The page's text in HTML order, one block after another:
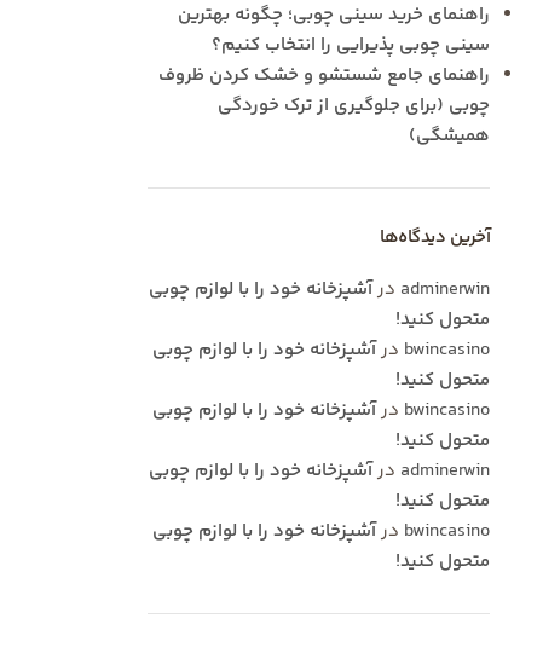
راهنمای خرید سینی چوبی؛ چگونه بهترین
سینی چوبی پذیرایی را انتخاب کنیم؟
راهنمای جامع شستشو و خشک کردن ظروف
چوبی (برای جلوگیری از ترک خوردگی
همیشگی)
آخرین دیدگاه‌ها
adminerwin درآشپزخانه خود را با لوازم چوبی
متحول کنید!
bwincasino درآشپزخانه خود را با لوازم چوبی
متحول کنید!
bwincasino درآشپزخانه خود را با لوازم چوبی
متحول کنید!
adminerwin درآشپزخانه خود را با لوازم چوبی
متحول کنید!
bwincasino درآشپزخانه خود را با لوازم چوبی
متحول کنید!